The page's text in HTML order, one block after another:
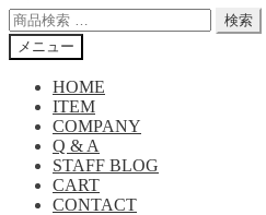
ゲ
ー
シ
テ
ン
ツ
検
索
対
検索
メニュー
HOME
ITEM
COMPANY
Q & A
STAFF BLOG
CART
CONTACT